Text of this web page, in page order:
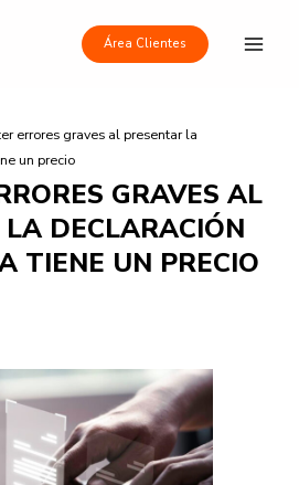
Área Clientes
errores graves al presentar la
un precio
GRAVES AL
LA DECLARACIÓN
TIENE UN PRECIO